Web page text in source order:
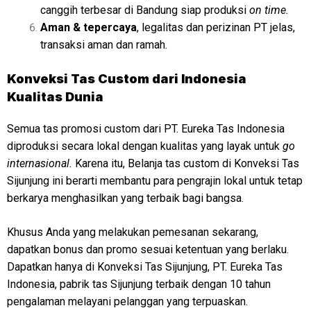
canggih terbesar di Bandung siap produksi on time.
Aman & tepercaya, legalitas dan perizinan PT jelas,
transaksi aman dan ramah.
Konveksi Tas Custom dari Indonesia
Kualitas Dunia
Semua tas promosi custom dari PT. Eureka Tas Indonesia
diproduksi secara lokal dengan kualitas yang layak untuk go
internasional. Karena itu, Belanja tas custom di Konveksi Tas
Sijunjung ini berarti membantu para pengrajin lokal untuk tetap
berkarya menghasilkan yang terbaik bagi bangsa.
Khusus Anda yang melakukan pemesanan sekarang,
dapatkan bonus dan promo sesuai ketentuan yang berlaku.
Dapatkan hanya di Konveksi Tas Sijunjung, PT. Eureka Tas
Indonesia, pabrik tas Sijunjung terbaik dengan 10 tahun
pengalaman melayani pelanggan yang terpuaskan.